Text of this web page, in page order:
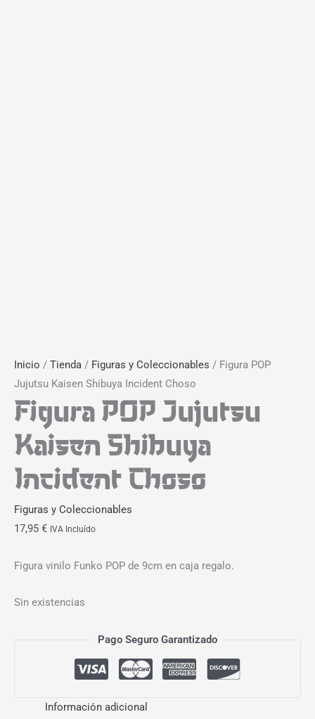
Inicio / Tienda / Figuras y Coleccionables / Figura POP
Jujutsu Kaisen Shibuya Incident Choso
Figura POP Jujutsu
Kaisen Shibuya
Incident Choso
Figuras y Coleccionables
17,95 € IVA Incluído
Figura vinilo Funko POP de 9cm en caja regalo.
Sin existencias
Pago Seguro Garantizado
Información adicional